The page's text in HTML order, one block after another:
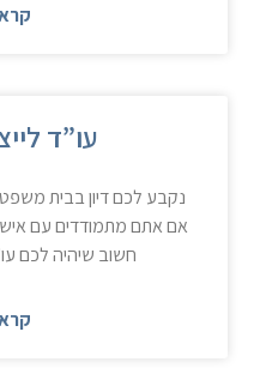
עו”ד
נקבע לכם דיון בבית
אם אתם מתמודדים עם
חשוב שיהיה לכם